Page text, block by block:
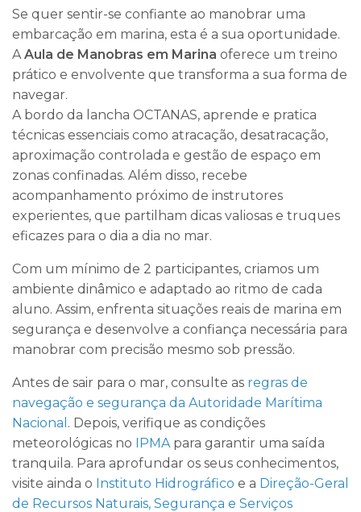
Se quer sentir-se confiante ao manobrar uma
embarcação em marina, esta é a sua oportunidade.
AAula de Manobras em Marina oferece um treino
prático e envolvente que transforma a sua forma de
navegar.
A bordo da lancha OCTANAS, aprende e pratica
técnicas essenciais como atracação, desatracação,
aproximação controlada e gestão de espaço em
zonas confinadas. Além disso, recebe
acompanhamento próximo de instrutores
experientes, que partilham dicas valiosas e truques
eficazes para o dia a dia no mar.
Com um mínimo de 2 participantes, criamos um
ambiente dinâmico e adaptado ao ritmo de cada
aluno. Assim, enfrenta situações reais de marina em
segurança e desenvolve a confiança necessária para
manobrar com precisão mesmo sob pressão.
Antes de sair para o mar, consulte as regras de
navegação e segurança da Autoridade Marítima
Nacional . Depois, verifique as condições
meteorológicas no IPMApara garantir uma saída
tranquila. Para aprofundar os seus conhecimentos,
visite ainda o Instituto Hidrográfico e a Direção-Geral
de Recursos Naturais, Segurança e Serviços